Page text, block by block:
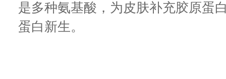
是多种氨基酸，为皮肤补充胶原蛋
蛋白新生。